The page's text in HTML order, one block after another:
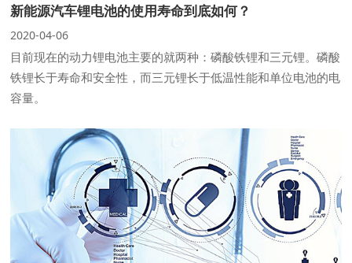
新能源汽车锂电池的使用寿命到底如何？
2020-04-06
目前现在的动力锂电池主要的就两种：磷酸铁锂和三元锂。磷酸
铁锂长于寿命和安全性，而三元锂长于低温性能和单位电池的电
容量。